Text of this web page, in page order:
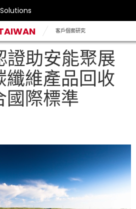
客戶個案研究
證助安能聚展
纖維產品回收
國際標準